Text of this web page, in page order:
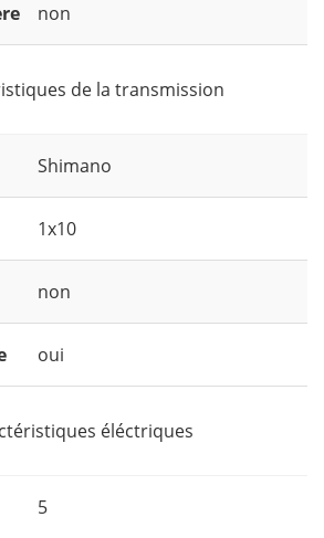
non
de la transmission
Shimano
1x10
non
oui
éléctriques
5